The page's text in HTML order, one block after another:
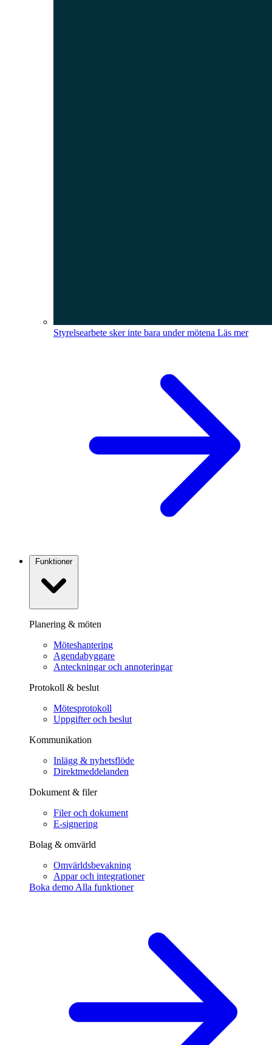
Styrelsearbete sker inte bara under mötena Läs mer
Funktioner
Planering & möten
Möteshantering
Agendabyggare
Anteckningar och annoteringar
Protokoll & beslut
Mötesprotokoll
Uppgifter och beslut
Kommunikation
Inlägg & nyhetsflöde
Direktmeddelanden
Dokument & filer
Filer och dokument
E-signering
Bolag & omvärld
Omvärldsbevakning
Appar och integrationer
Boka demo Alla funktioner